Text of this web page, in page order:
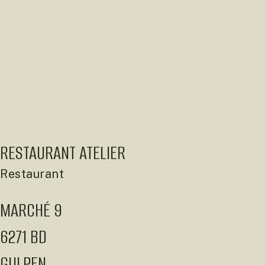
RESTAURANT ATELIER
Restaurant
MARCHÉ 9
6271 BD